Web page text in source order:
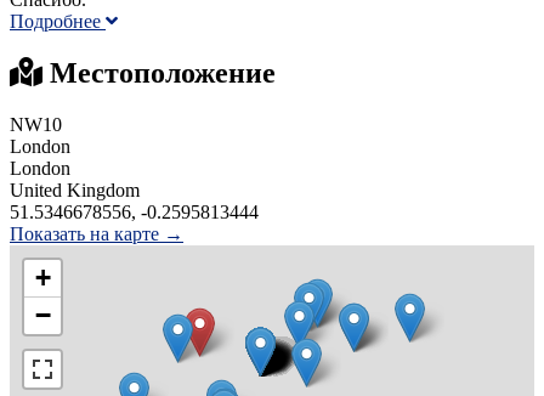
Подробнее
Местоположение
NW10
London
London
United Kingdom
51.5346678556, -0.2595813444
Показать на карте →
+
−